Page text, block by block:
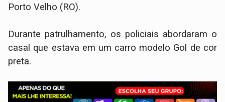
Porto Velho (RO).
Durante patrulhamento, os policiais abordaram o
casal que estava em um carro modelo Gol de cor
preta.